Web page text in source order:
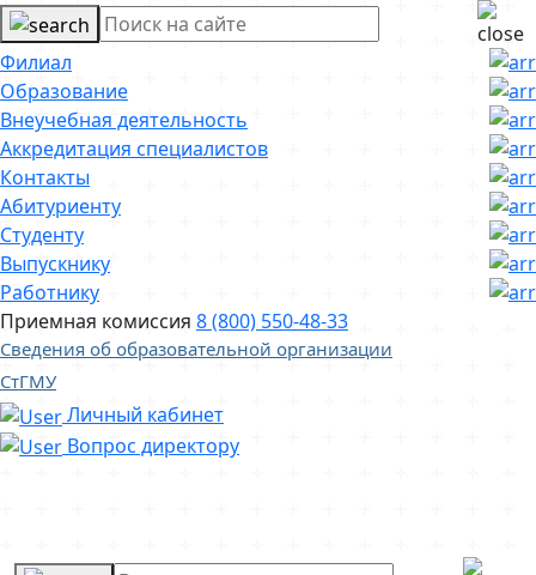
Филиал
Образование
Внеучебная деятельность
Аккредитация специалистов
Контакты
Абитуриенту
Студенту
Выпускнику
Работнику
Приемная комиссия 8 (800) 550-48-33
Сведения об образовательной организации
СтГМУ
Личный кабинет
Вопрос директору